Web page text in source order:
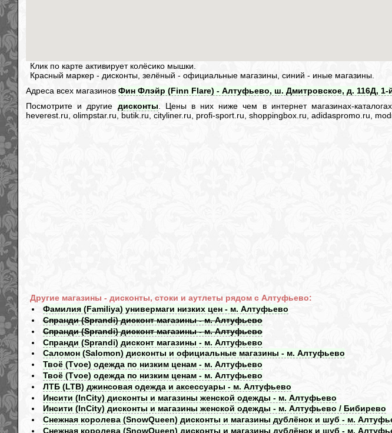
Клик по карте активирует колёсико мышки.
Красный маркер - дисконты, зелёный - официальные магазины, синий - иные магазины.
Адреса всех магазиновФин Флэйр (Finn Flare) - Алтуфьево, ш. Дмитровское, д. 116Д, 1-
Посмотрите и другие дисконты . Цены в них ниже чем в интернет магазинах-
heverest.ru, olimpstar.ru, butik.ru, cityliner.ru, profi-sport.ru, shoppingbox.ru, adidaspromo.ru,
Другие магазины - дисконты, стоки и аутлеты рядом с Алтуфьево:
Фамилия (Familiya) универмаги низких цен - м. Алтуфьево
Спранди (Sprandi) дисконт магазины - м. Алтуфьево
Спранди (Sprandi) дисконт магазины - м. Алтуфьево
Спранди (Sprandi) дисконт магазины - м. Алтуфьево
Саломон (Salomon) дисконты и официальные магазины - м. Алтуфьево
Твоё (Tvoe) одежда по низким ценам - м. Алтуфьево
Твоё (Tvoe) одежда по низким ценам - м. Алтуфьево
ЛТБ (LTB) джинсовая одежда и аксессуары - м. Алтуфьево
Инсити (InCity) дисконты и магазины женской одежды - м. Алтуфьево
Инсити (InCity) дисконты и магазины женской одежды - м. Алтуфьево / Бибирево
Снежная королева (SnowQueen) дисконты и магазины дублёнок и шуб - м.
Снежная королева (SnowQueen) дисконты и магазины дублёнок и шуб - м.